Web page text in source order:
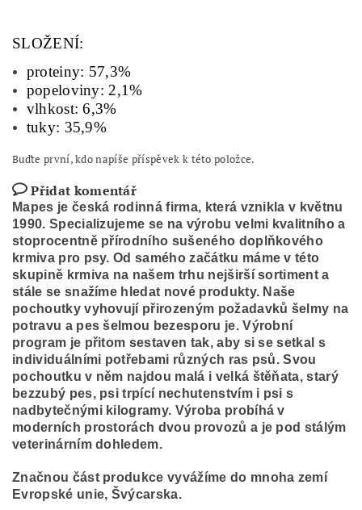
SLOŽENÍ:
proteiny: 57,3%
popeloviny: 2,1%
vlhkost: 6,3%
tuky: 35,9%
Buďte první, kdo napíše příspěvek k této položce.
Přidat komentář
Mapes je česká rodinná firma, která vznikla v květnu
1990. Specializujeme se na výrobu velmi kvalitního a
stoprocentně přírodního sušeného doplňkového
krmiva pro psy. Od samého začátku máme v této
skupině krmiva na našem trhu nejširší sortiment a
stále se snažíme hledat nové produkty. Naše
pochoutky vyhovují přirozeným požadavků šelmy na
potravu a pes šelmou bezesporu je. Výrobní
program je přitom sestaven tak, aby si se setkal s
individuálními potřebami různých ras psů. Svou
pochoutku v něm najdou malá i velká štěňata, starý
bezzubý pes, psi trpící nechutenstvím i psi s
nadbytečnými kilogramy. Výroba probíhá v
moderních prostorách dvou provozů a je pod stálým
veterinárním dohledem.
Značnou část produkce vyvážíme do mnoha zemí
Evropské unie, Švýcarska.